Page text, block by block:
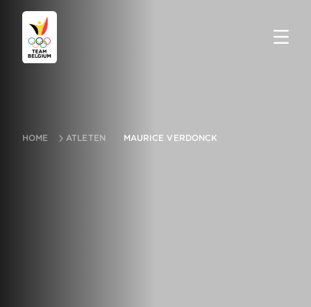
HOME ATLETEN MAURICE VERDONCK